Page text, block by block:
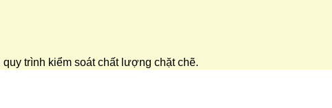
trình kiểm soát chất lượng chặt chẽ.